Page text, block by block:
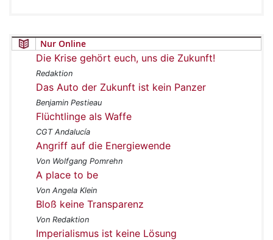
Nur Online
Die Krise gehört euch, uns die Zukunft!
Redaktion
Das Auto der Zukunft ist kein Panzer
Benjamin Pestieau
Flüchtlinge als Waffe
CGT Andalucía
Angriff auf die Energiewende
Von Wolfgang Pomrehn
A place to be
Von Angela Klein
Bloß keine Transparenz
Von Redaktion
Imperialismus ist keine Lösung